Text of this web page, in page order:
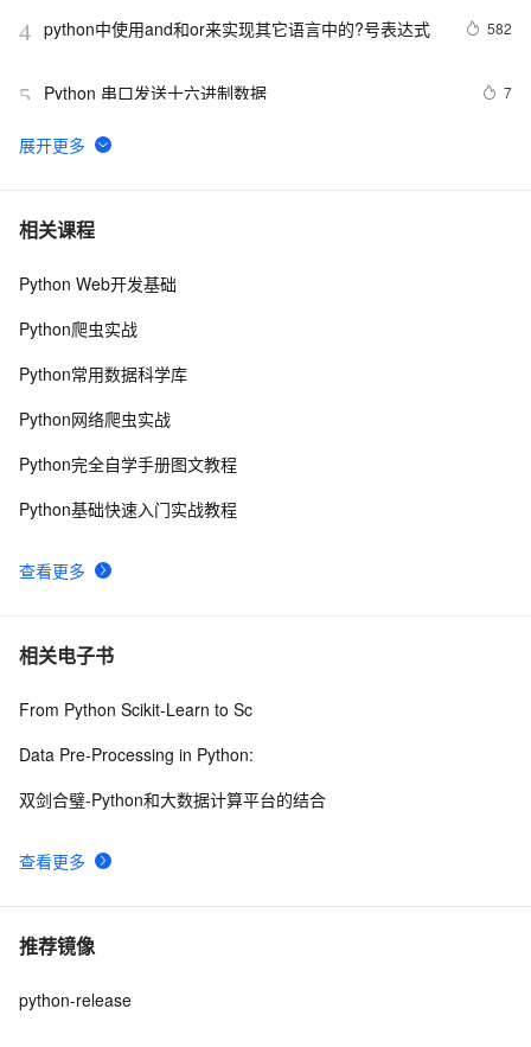
4 python中使用and和or来实现其它语言中的?号表达式 582
5 Python 串口发送十六进制数据 7
6 python synflood test
7 Python是一种广泛使用的高级编程语言，具有许多优点
8 Python深度学习面试：CNN、RNN与Transformer详解
理上个月的日志实例演示
10Python：使用PyJWT实现JSON Web Tokens加密解密
相关课程
查看更多
Python Web开发基础
Python爬虫实战
Python常用数据科学库
Python网络爬虫实战
Python完全自学手册图文教程
Python基础快速入门实战教程
相关电子书
查看更多
From Python Scikit-Learn to Sc
Data Pre-Processing in Python:
双剑合璧-Python和大数据计算平台的结合
推荐镜像
python-release